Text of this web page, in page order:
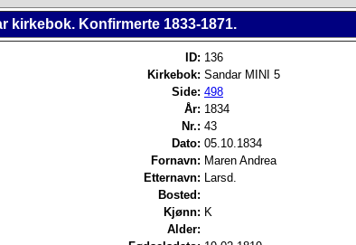
kirkebok. Konfirmerte 1833-1871.
ID: 136
Kirkebok: Sandar MINI 5
Side: 498
År: 1834
Nr.: 43
Dato: 05.10.1834
Fornavn: Maren Andrea
Etternavn: Larsd.
Bosted:
Kjønn: K
Alder: